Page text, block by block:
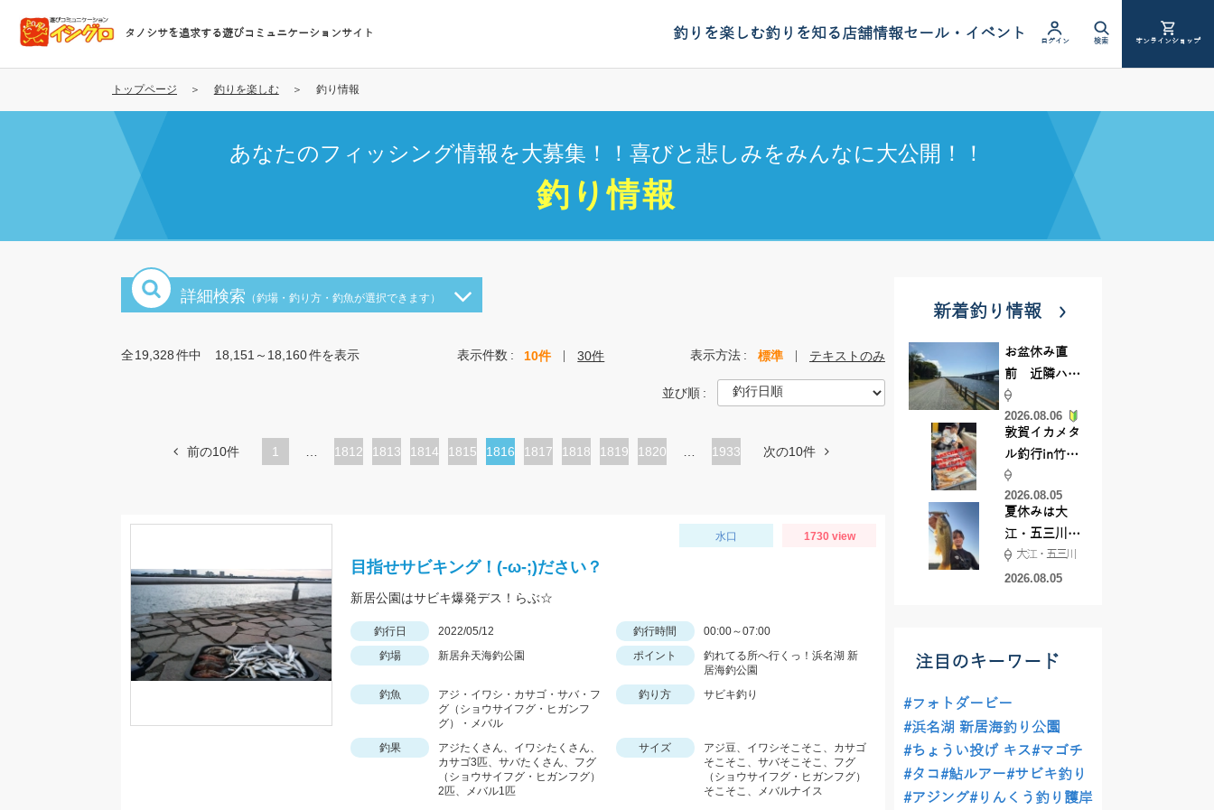
コ
テ
タノシサを追求する遊びコミュニケーションサイト 釣りを楽しむ釣りを知る店舗情報セール・イベント ログイン 検索 オンラインショップ
トップページ 釣りを楽しむ 釣り情報
あなたのフィッシング情報を大募集！！喜びと悲しみをみんなに大公開！！
釣り情報
詳細検索 （釣場・釣り方・釣魚が選択できます）
全19,328件中 18,151～18,160件を表示 表示件数 10件 30件 表示方法 標準 テキストのみ
並び順
前の10件 1
ペ
1812
ペ
1813
ペ
1814
ペ
1815
カ
ペ
1816
ペ
1817
ペ
1818
ペ
1819
ペ
1820 1933 次の10件
水口 1730 view
目指せサビキング！(-ω-;)ださい？
新居公園はサビキ爆発デス！らぶ☆
釣行日 2022/05/12 釣行時間
00:00～07:00
釣場
新居弁天海釣公園 ポイント
釣れてる所へ行くっ！浜名湖 新
居海釣公園
釣魚
アジ・イワシ・カサゴ・サバ・フ
グ（ショウサイフグ・ヒガンフ
グ）・メバル
釣り方 サビキ釣り
釣果
アジたくさん、イワシたくさん、
カサゴ3匹、サバたくさん、フグ
（ショウサイフグ・ヒガンフグ）
2匹、メバル1匹
サイズ
アジ豆、イワシそこそこ、カサゴ
そこそこ、サバそこそこ、フグ
（ショウサイフグ・ヒガンフグ）
そこそこ、メバルナイス
新着釣り情報
お盆休み直
前 近隣ハゼ
釣り場調査し
てきました
2026.08.06
敦賀イカメタ
ル釣行in竹宝
丸様 釣り方で
釣果が激変！
竿頭を取った
パターンと
は？
2026.08.05
夏休みは大
江・五三川で
バスフィッシ
ング♪
大江・五三川
2026.08.05
注目のキーワード
#フォトダービー
#浜名湖 新居海釣り公園
#ちょうい投げ キス#マゴチ
#タコ#鮎ルアー#サビキ釣り
#アジング#りんくう釣り護岸